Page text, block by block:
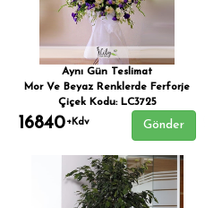
Aynı Gün Teslimat
Mor Ve Beyaz Renklerde Ferforje
Çiçek Kodu: LC3725
16840+Kdv Gönder